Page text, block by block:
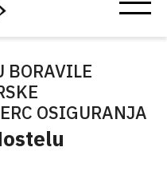
BORAVILE
OSIGURANJA